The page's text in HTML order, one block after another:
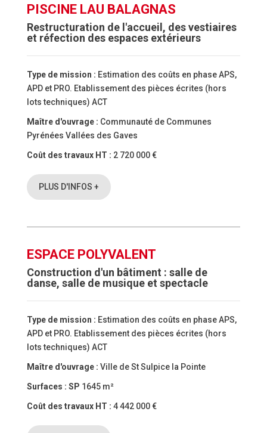
PISCINE LAU BALAGNAS
Restructuration de l'accueil, des vestiaires
et réfection des espaces extérieurs
Type de mission : Estimation des coûts en phase APS,
APD et PRO. Etablissement des pièces écrites (hors
lots techniques) ACT
Maître d'ouvrage : Communauté de Communes
Pyrénées Vallées des Gaves
Coût des travaux HT : 2 720 000 €
PLUS D'INFOS +
ESPACE POLYVALENT
Construction d'un bâtiment : salle de
danse, salle de musique et spectacle
Type de mission : Estimation des coûts en phase APS,
APD et PRO. Etablissement des pièces écrites (hors
lots techniques) ACT
Maître d'ouvrage : Ville de St Sulpice la Pointe
Surfaces : SP 1645 m²
Coût des travaux HT : 4 442 000 €